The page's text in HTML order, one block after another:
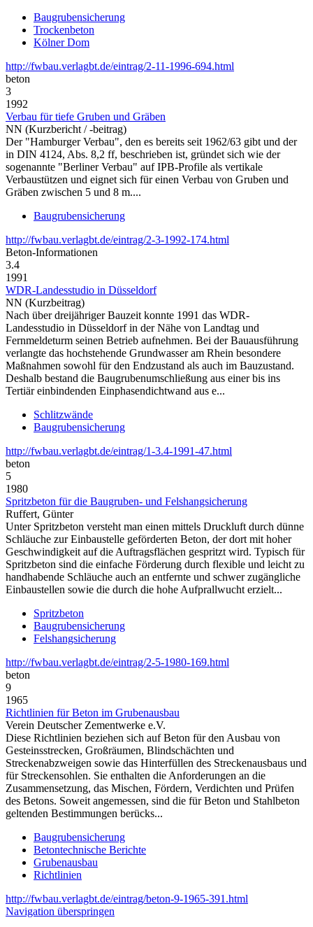
Baugrubensicherung
Trockenbeton
Kölner Dom
http://fwbau.verlagbt.de/eintrag/2-11-1996-694.html
beton
3
1992
Verbau für tiefe Gruben und Gräben
NN (Kurzbericht / -beitrag)
Der "Hamburger Verbau", den es bereits seit 1962/63 gibt und der
in DIN 4124, Abs. 8,2 ff, beschrieben ist, gründet sich wie der
sogenannte "Berliner Verbau" auf IPB-Profile als vertikale
Verbaustützen und eignet sich für einen Verbau von Gruben und
Gräben zwischen 5 und 8 m....
Baugrubensicherung
http://fwbau.verlagbt.de/eintrag/2-3-1992-174.html
Beton‑Informationen
3.4
1991
WDR-Landesstudio in Düsseldorf
NN (Kurzbeitrag)
Nach über dreijähriger Bauzeit konnte 1991 das WDR-
Landesstudio in Düsseldorf in der Nähe von Landtag und
Fernmeldeturm seinen Betrieb aufnehmen. Bei der Bauausführung
verlangte das hochstehende Grundwasser am Rhein besondere
Maßnahmen sowohl für den Endzustand als auch im Bauzustand.
Deshalb bestand die Baugrubenumschließung aus einer bis ins
Tertiär einbindenden Einphasendichtwand aus e...
Schlitzwände
Baugrubensicherung
http://fwbau.verlagbt.de/eintrag/1-3.4-1991-47.html
beton
5
1980
Spritzbeton für die Baugruben- und Felshangsicherung
Ruffert, Günter
Unter Spritzbeton versteht man einen mittels Druckluft durch dünne
Schläuche zur Einbaustelle geförderten Beton, der dort mit hoher
Geschwindigkeit auf die Auftragsflächen gespritzt wird. Typisch für
Spritzbeton sind die einfache Förderung durch flexible und leicht zu
handhabende Schläuche auch an entfernte und schwer zugängliche
Einbaustellen sowie die durch die hohe Aufprallwucht erzielt...
Spritzbeton
Baugrubensicherung
Felshangsicherung
http://fwbau.verlagbt.de/eintrag/2-5-1980-169.html
beton
9
1965
Richtlinien für Beton im Grubenausbau
Verein Deutscher Zementwerke e.V.
Diese Richtlinien beziehen sich auf Beton für den Ausbau von
Gesteinsstrecken, Großräumen, Blindschächten und
Streckenabzweigen sowie das Hinterfüllen des Streckenausbaus und
für Streckensohlen. Sie enthalten die Anforderungen an die
Zusammensetzung, das Mischen, Fördern, Verdichten und Prüfen
des Betons. Soweit angemessen, sind die für Beton und Stahlbeton
geltenden Bestimmungen berücks...
Baugrubensicherung
Betontechnische Berichte
Grubenausbau
Richtlinien
http://fwbau.verlagbt.de/eintrag/beton-9-1965-391.html
Navigation überspringen